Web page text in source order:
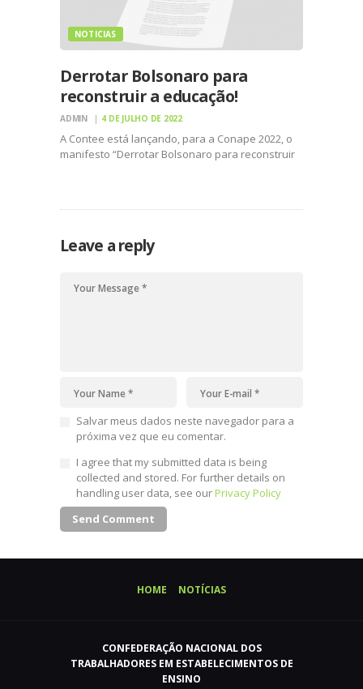
NOTICIAS
Derrotar Bolsonaro para
reconstruir a educação!
ADMIN 4 DE JULHO DE 2022
A Contee está lançando, para a Conape 2022, o
manifesto “Derrotar Bolsonaro para reconstruir
Leave a reply
Salvar meus dados neste navegador para a
próxima vez que eu comentar.
I agree that my submitted data is being
collected and stored. For further details on
handling user data, see ourPrivacy Policy
HOME NOTÍCIAS
CONFEDERAÇÃO NACIONAL DOS
TRABALHADORES EM ESTABELECIMENTOS DE
ENSINO